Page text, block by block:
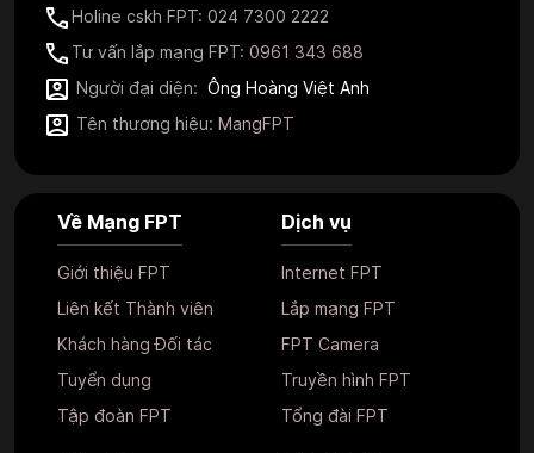
Holine cskh FPT: 024 7300 2222
Tư vấn lắp mạng FPT: 0961 343 688
Người đại diện: Ông Hoàng Việt Anh
Tên thương hiệu: MangFPT
Về Mạng FPT
Giới thiệu FPT
Liên kết Thành viên
Khách hàng Đối tác
Tuyển dụng
Tập đoàn FPT
Dịch vụ
Internet FPT
Lắp mạng FPT
FPT Camera
Truyền hình FPT
Tổng đài FPT